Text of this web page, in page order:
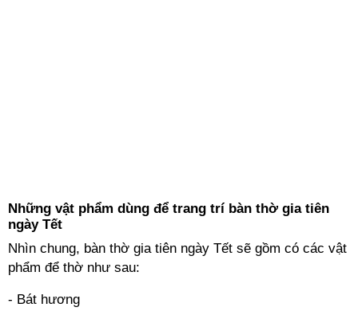
Những vật phẩm dùng để trang trí bàn thờ gia tiên
ngày Tết
Nhìn chung, bàn thờ gia tiên ngày Tết sẽ gồm có các vật
phẩm để thờ như sau:
- Bát hương